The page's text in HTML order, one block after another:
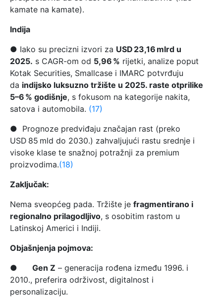
kamate na kamate).
Indija
● Iako su precizni izvori za USD 23,16 mlrd u
2025. s CAGR-om od 5,96 % rijetki, analize poput
Kotak Securities, Smallcase i IMARC potvrđuju
da indijsko luksuzno tržište u 2025. raste otprilike
5–6 % godišnje, s fokusom na kategorije nakita,
satova i automobila. (17)
● Prognoze predviđaju značajan rast (preko
USD 85 mld do 2030.) zahvaljujući rastu srednje i
visoke klase te snažnoj potražnji za premium
proizvodima.(18)
Zaključak:
Nema sveopćeg pada. Tržište je fragmentirano i
regionalno prilagodljivo, s osobitim rastom u
Latinskoj Americi i Indiji.
Objašnjenja pojmova:
● Gen Z – generacija rođena između 1996. i
2010., preferira održivost, digitalnost i
personalizaciju.